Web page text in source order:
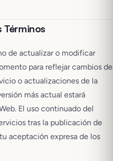
Términos
de actualizar o modificar
para reflejar cambios de
o actualizaciones de la
más actual estará
El uso continuado del
tras la publicación de
aceptación expresa de los